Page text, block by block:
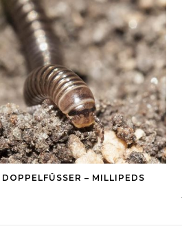
– MILLIPEDS